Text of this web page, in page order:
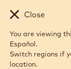
Skip to main
Close
You are viewing
Español.
Switch regions if
location.